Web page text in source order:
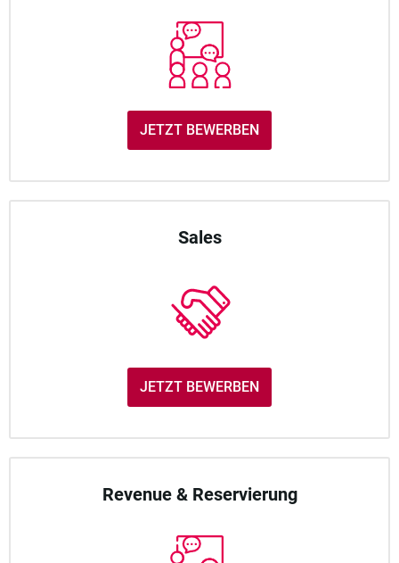
JETZT BEWERBEN
Sales
JETZT BEWERBEN
Revenue & Reservierung